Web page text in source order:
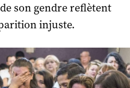
son gendre reflètent
injuste.